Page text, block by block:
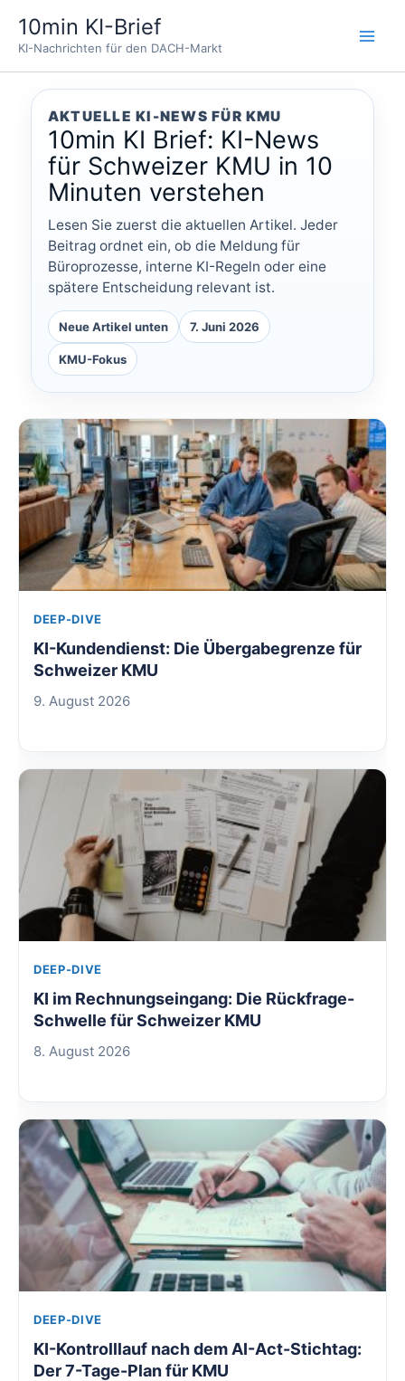
Inhalt
springen
10min KI-Brief
KI-Nachrichten für den DACH-Markt
AKTUELLE KI-NEWS FÜR KMU
10min KI Brief: KI-News
für Schweizer KMU in 10
Minuten verstehen
Lesen Sie zuerst die aktuellen Artikel. Jeder
Beitrag ordnet ein, ob die Meldung für
Büroprozesse, interne KI-Regeln oder eine
spätere Entscheidung relevant ist.
Neue Artikel unten 7. Juni 2026
KMU-Fokus
DEEP-DIVE
KI-Kundendienst: Die Übergabegrenze für
Schweizer KMU
9. August 2026
DEEP-DIVE
KI im Rechnungseingang: Die Rückfrage-
Schwelle für Schweizer KMU
8. August 2026
DEEP-DIVE
KI-Kontrolllauf nach dem AI-Act-Stichtag:
Der 7-Tage-Plan für KMU